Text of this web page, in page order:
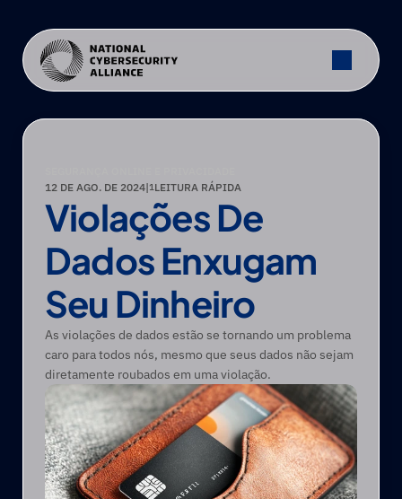
12 DE AGO. DE 2024|1LEITURA RÁPIDA
Violações De
Dados Enxugam
Seu Dinheiro
As violações de dados estão se tornando um problema
caro para todos nós, mesmo que seus dados não sejam
diretamente roubados em uma violação.